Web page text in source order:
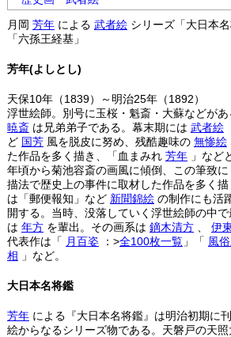
月岡 芳年による 武者絵シリーズ「大日本
「六孫王経基」
芳年(よしとし)
天保10年（1839）～明治25年（1892）
浮世絵師。別号に玉桜・魁斎・大蘇などがあ
暁斎は兄弟弟子である。幕末期には 武者絵
ど 国芳風を脱皮に努め、残酷趣味の 無惨絵
た作品を多く描き、「血まみれ 芳年」など
年頃から菊池容斎の画風に傾倒、この筆致に
描法で歴史上の事件に取材した作品を多く
は「郵便報知」など 新聞錦絵の制作にも活
開する。当時、没落していく浮世絵師の中
は 年方を輩出。その画系は 鏑木清方、 伊
代表作は「 月百姿：>全100枚一覧」「 風
相 」など。
大日本名将鑑
芳年による『大日本名将鑑』は明治初期に
絵からなるシリーズ物である。天磐戸の天